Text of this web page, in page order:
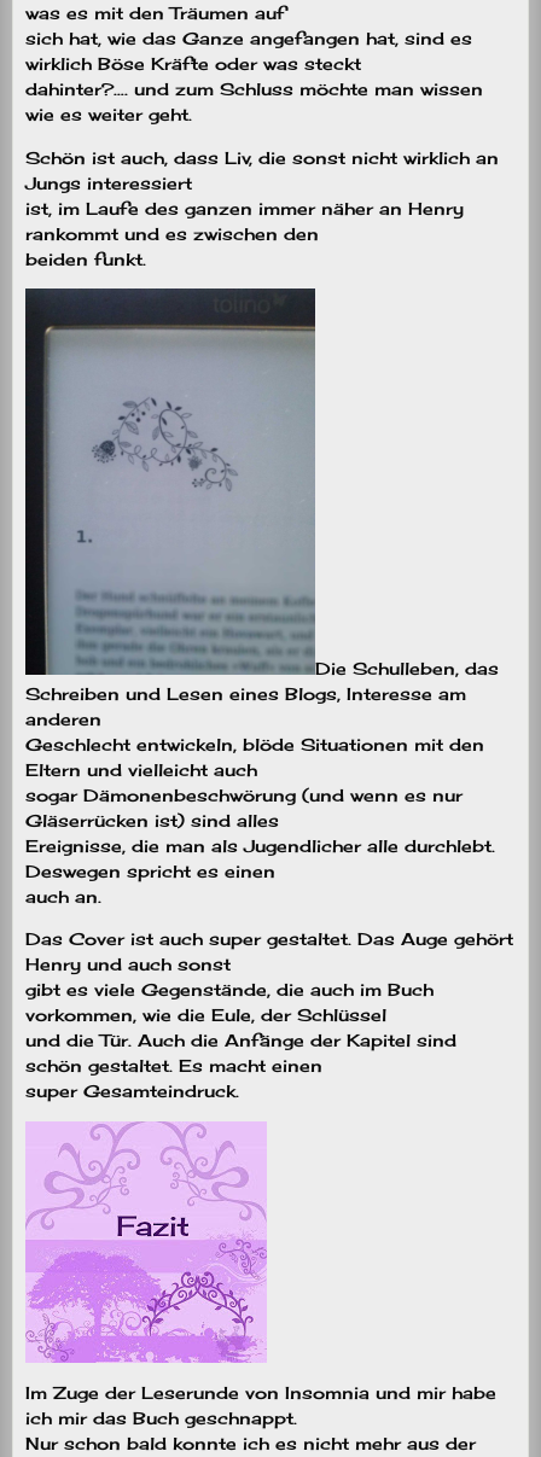
was es mit den Träumen auf
sich hat, wie das Ganze angefangen hat, sind es
wirklich Böse Kräfte oder was steckt
dahinter?…. und zum Schluss möchte man wissen
wie es weiter geht.
Schön ist auch, dass Liv, die sonst nicht wirklich an
Jungs interessiert
ist, im Laufe des ganzen immer näher an Henry
rankommt und es zwischen den
beiden funkt.
Die Schulleben, das
Schreiben und Lesen eines Blogs, Interesse am
anderen
Geschlecht entwickeln, blöde Situationen mit den
Eltern und vielleicht auch
sogar Dämonenbeschwörung (und wenn es nur
Gläserrücken ist) sind alles
Ereignisse, die man als Jugendlicher alle durchlebt.
Deswegen spricht es einen
auch an.
Das Cover ist auch super gestaltet. Das Auge gehört
Henry und auch sonst
gibt es viele Gegenstände, die auch im Buch
vorkommen, wie die Eule, der Schlüssel
und die Tür. Auch die Anfänge der Kapitel sind
schön gestaltet. Es macht einen
super Gesamteindruck.
Im Zuge der Leserunde von Insomnia und mir habe
ich mir das Buch geschnappt.
Nur schon bald konnte ich es nicht mehr aus der